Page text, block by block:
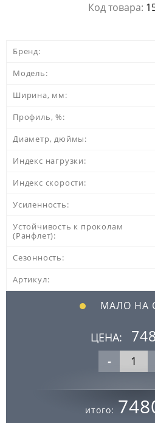
Код товара:
Бренд:
Модель:
Ширина, мм:
Профиль, %:
Диаметр, дюймы:
Индекс нагрузки:
Индекс скорости:
Усиленность:
Устойчивость к проколам
(Ранфлет):
Сезонность:
Артикул:
МАЛО НА
ЦЕНА:
-
итого: